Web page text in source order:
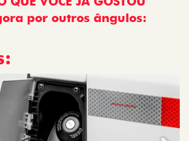
por outros ângulos: